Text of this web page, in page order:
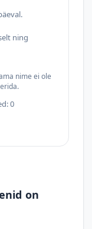
ning
nime ei ole
0
on